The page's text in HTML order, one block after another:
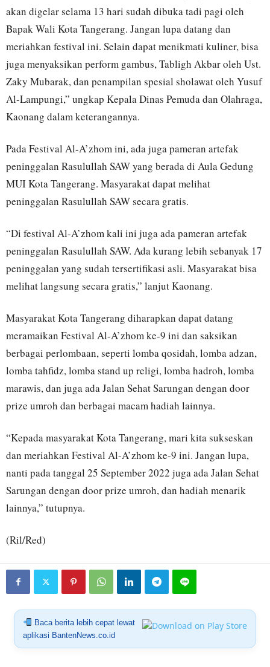
akan digelar selama 13 hari sudah dibuka tadi pagi oleh
Bapak Wali Kota Tangerang. Jangan lupa datang dan
meriahkan festival ini. Selain dapat menikmati kuliner, bisa
juga menyaksikan perform gambus, Tabligh Akbar oleh Ust.
Zaky Mubarak, dan penampilan spesial sholawat oleh Yusuf
Al-Lampungi,” ungkap Kepala Dinas Pemuda dan Olahraga,
Kaonang dalam keterangannya.
Pada Festival Al-A’zhom ini, ada juga pameran artefak
peninggalan Rasulullah SAW yang berada di Aula Gedung
MUI Kota Tangerang. Masyarakat dapat melihat
peninggalan Rasulullah SAW secara gratis.
“Di festival Al-A’zhom kali ini juga ada pameran artefak
peninggalan Rasulullah SAW. Ada kurang lebih sebanyak 17
peninggalan yang sudah tersertifikasi asli. Masyarakat bisa
melihat langsung secara gratis,” lanjut Kaonang.
Masyarakat Kota Tangerang diharapkan dapat datang
meramaikan Festival Al-A’zhom ke-9 ini dan saksikan
berbagai perlombaan, seperti lomba qosidah, lomba adzan,
lomba tahfidz, lomba stand up religi, lomba hadroh, lomba
marawis, dan juga ada Jalan Sehat Sarungan dengan door
prize umroh dan berbagai macam hadiah lainnya.
“Kepada masyarakat Kota Tangerang, mari kita sukseskan
dan meriahkan Festival Al-A’zhom ke-9 ini. Jangan lupa,
nanti pada tanggal 25 September 2022 juga ada Jalan Sehat
Sarungan dengan door prize umroh, dan hadiah menarik
lainnya,” tutupnya.
(Ril/Red)
Baca berita lebih cepat lewat
aplikasi BantenNews.co.id